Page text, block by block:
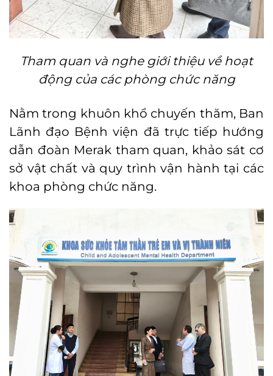
Tham quan và nghe giới thiệu về hoạt
động của các phòng chức năng
Nằm trong khuôn khổ chuyến thăm, Ban
Lãnh đạo Bệnh viện đã trực tiếp hướng
dẫn đoàn Merak tham quan, khảo sát cơ
sở vật chất và quy trình vận hành tại các
khoa phòng chức năng.